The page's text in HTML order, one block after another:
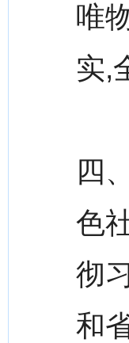
唯
实,
四
色
彻
和